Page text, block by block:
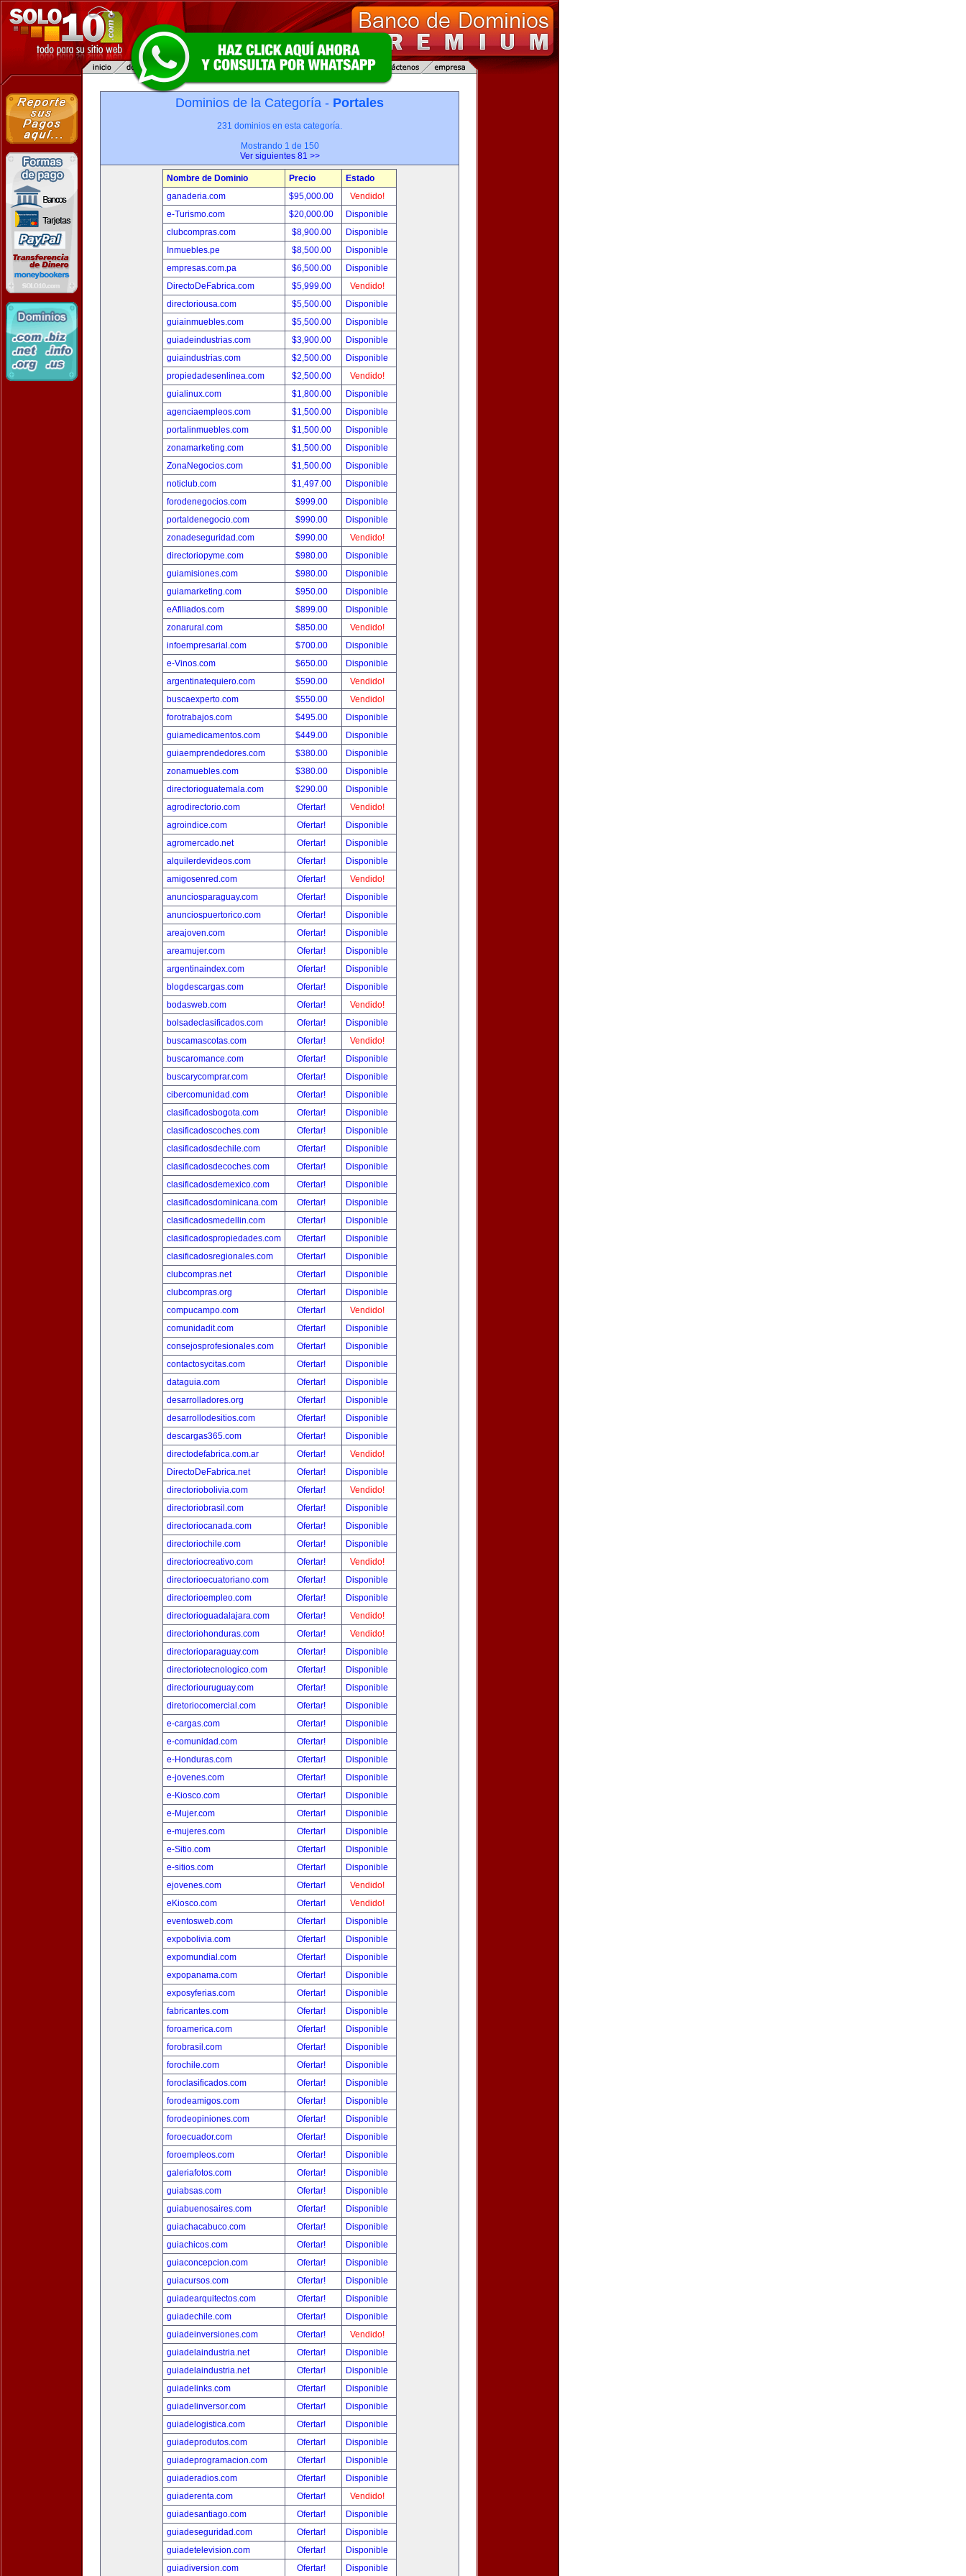
Dominios de la Categoría - Portales
231 dominios en esta categoría.
Mostrando 1 de 150
Ver siguientes 81 >>
Nombre de Dominio Precio
Estado
ganaderia.com
$95,000.00
Vendido!
e-Turismo.com
$20,000.00
Disponible
clubcompras.com
$8,900.00
Disponible
Inmuebles.pe
$8,500.00
Disponible
empresas.com.pa
$6,500.00
Disponible
DirectoDeFabrica.com
$5,999.00
Vendido!
directoriousa.com
$5,500.00
Disponible
guiainmuebles.com
$5,500.00
Disponible
guiadeindustrias.com
$3,900.00
Disponible
guiaindustrias.com
$2,500.00
Disponible
propiedadesenlinea.com
$2,500.00
Vendido!
guialinux.com
$1,800.00
Disponible
agenciaempleos.com
$1,500.00
Disponible
portalinmuebles.com
$1,500.00
Disponible
zonamarketing.com
$1,500.00
Disponible
ZonaNegocios.com
$1,500.00
Disponible
noticlub.com
$1,497.00
Disponible
forodenegocios.com
$999.00
Disponible
portaldenegocio.com
$990.00
Disponible
zonadeseguridad.com
$990.00
Vendido!
directoriopyme.com
$980.00
Disponible
guiamisiones.com
$980.00
Disponible
guiamarketing.com
$950.00
Disponible
eAfiliados.com
$899.00
Disponible
zonarural.com
$850.00
Vendido!
infoempresarial.com
$700.00
Disponible
e-Vinos.com
$650.00
Disponible
argentinatequiero.com
$590.00
Vendido!
buscaexperto.com
$550.00
Vendido!
forotrabajos.com
$495.00
Disponible
guiamedicamentos.com
$449.00
Disponible
guiaemprendedores.com
$380.00
Disponible
zonamuebles.com
$380.00
Disponible
directorioguatemala.com
$290.00
Disponible
agrodirectorio.com
Ofertar!
Vendido!
agroindice.com
Ofertar!
Disponible
agromercado.net
Ofertar!
Disponible
alquilerdevideos.com
Ofertar!
Disponible
amigosenred.com
Ofertar!
Vendido!
anunciosparaguay.com
Ofertar!
Disponible
anunciospuertorico.com
Ofertar!
Disponible
areajoven.com
Ofertar!
Disponible
areamujer.com
Ofertar!
Disponible
argentinaindex.com
Ofertar!
Disponible
blogdescargas.com
Ofertar!
Disponible
bodasweb.com
Ofertar!
Vendido!
bolsadeclasificados.com
Ofertar!
Disponible
buscamascotas.com
Ofertar!
Vendido!
buscaromance.com
Ofertar!
Disponible
buscarycomprar.com
Ofertar!
Disponible
cibercomunidad.com
Ofertar!
Disponible
clasificadosbogota.com
Ofertar!
Disponible
clasificadoscoches.com
Ofertar!
Disponible
clasificadosdechile.com
Ofertar!
Disponible
clasificadosdecoches.com
Ofertar!
Disponible
clasificadosdemexico.com
Ofertar!
Disponible
clasificadosdominicana.com
Ofertar!
Disponible
clasificadosmedellin.com
Ofertar!
Disponible
clasificadospropiedades.com
Ofertar!
Disponible
clasificadosregionales.com
Ofertar!
Disponible
clubcompras.net
Ofertar!
Disponible
clubcompras.org
Ofertar!
Disponible
compucampo.com
Ofertar!
Vendido!
comunidadit.com
Ofertar!
Disponible
consejosprofesionales.com
Ofertar!
Disponible
contactosycitas.com
Ofertar!
Disponible
dataguia.com
Ofertar!
Disponible
desarrolladores.org
Ofertar!
Disponible
desarrollodesitios.com
Ofertar!
Disponible
descargas365.com
Ofertar!
Disponible
directodefabrica.com.ar
Ofertar!
Vendido!
DirectoDeFabrica.net
Ofertar!
Disponible
directoriobolivia.com
Ofertar!
Vendido!
directoriobrasil.com
Ofertar!
Disponible
directoriocanada.com
Ofertar!
Disponible
directoriochile.com
Ofertar!
Disponible
directoriocreativo.com
Ofertar!
Vendido!
directorioecuatoriano.com
Ofertar!
Disponible
directorioempleo.com
Ofertar!
Disponible
directorioguadalajara.com
Ofertar!
Vendido!
directoriohonduras.com
Ofertar!
Vendido!
directorioparaguay.com
Ofertar!
Disponible
directoriotecnologico.com
Ofertar!
Disponible
directoriouruguay.com
Ofertar!
Disponible
diretoriocomercial.com
Ofertar!
Disponible
e-cargas.com
Ofertar!
Disponible
e-comunidad.com
Ofertar!
Disponible
e-Honduras.com
Ofertar!
Disponible
e-jovenes.com
Ofertar!
Disponible
e-Kiosco.com
Ofertar!
Disponible
e-Mujer.com
Ofertar!
Disponible
e-mujeres.com
Ofertar!
Disponible
e-Sitio.com
Ofertar!
Disponible
e-sitios.com
Ofertar!
Disponible
ejovenes.com
Ofertar!
Vendido!
eKiosco.com
Ofertar!
Vendido!
eventosweb.com
Ofertar!
Disponible
expobolivia.com
Ofertar!
Disponible
expomundial.com
Ofertar!
Disponible
expopanama.com
Ofertar!
Disponible
exposyferias.com
Ofertar!
Disponible
fabricantes.com
Ofertar!
Disponible
foroamerica.com
Ofertar!
Disponible
forobrasil.com
Ofertar!
Disponible
forochile.com
Ofertar!
Disponible
foroclasificados.com
Ofertar!
Disponible
forodeamigos.com
Ofertar!
Disponible
forodeopiniones.com
Ofertar!
Disponible
foroecuador.com
Ofertar!
Disponible
foroempleos.com
Ofertar!
Disponible
galeriafotos.com
Ofertar!
Disponible
guiabsas.com
Ofertar!
Disponible
guiabuenosaires.com
Ofertar!
Disponible
guiachacabuco.com
Ofertar!
Disponible
guiachicos.com
Ofertar!
Disponible
guiaconcepcion.com
Ofertar!
Disponible
guiacursos.com
Ofertar!
Disponible
guiadearquitectos.com
Ofertar!
Disponible
guiadechile.com
Ofertar!
Disponible
guiadeinversiones.com
Ofertar!
Vendido!
guiadelaindustria.net
Ofertar!
Disponible
guiadelaindustria.net
Ofertar!
Disponible
guiadelinks.com
Ofertar!
Disponible
guiadelinversor.com
Ofertar!
Disponible
guiadelogistica.com
Ofertar!
Disponible
guiadeprodutos.com
Ofertar!
Disponible
guiadeprogramacion.com
Ofertar!
Disponible
guiaderadios.com
Ofertar!
Disponible
guiaderenta.com
Ofertar!
Vendido!
guiadesantiago.com
Ofertar!
Disponible
guiadeseguridad.com
Ofertar!
Disponible
guiadetelevision.com
Ofertar!
Disponible
guiadiversion.com
Ofertar! Disponible